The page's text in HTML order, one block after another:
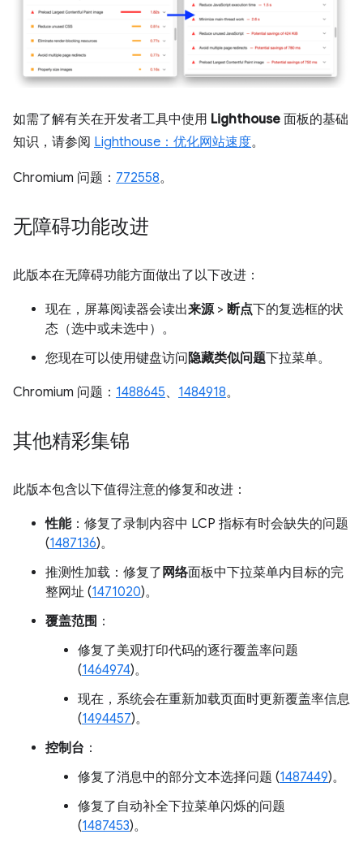
如需了解有关在开发者工具中使用 Lighthouse 面板的基础
知识，请参阅 Lighthouse：优化网站速度。
Chromium 问题： 772558。
无障碍功能改进
此版本在无障碍功能方面做出了以下改进：
现在，屏幕阅读器会读出来源> 断点下的复选框的状
态（选中或未选中）。
您现在可以使用键盘访问隐藏类似问题下拉菜单。
Chromium 问题： 1488645、 1484918。
其他精彩集锦
此版本包含以下值得注意的修复和改进：
性能：修复了录制内容中 LCP 指标有时会缺失的问题
(1487136)。
推测性加载：修复了 网络面板中下拉菜单内目标的完
整网址 (1471020)。
覆盖范围 ：
修复了美观打印代码的逐行覆盖率问题
(1464974)。
现在，系统会在重新加载页面时更新覆盖率信息
(1494457)。
控制台 ：
修复了消息中的部分文本选择问题 (1487449)。
修复了自动补全下拉菜单闪烁的问题
(1487453)。